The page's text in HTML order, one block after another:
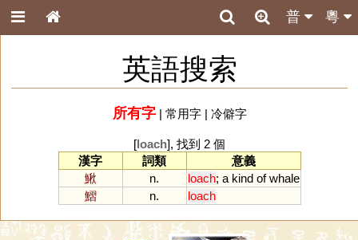
粵
普
英語搜索
所有字| 常用字| 冷僻字
[loach], 找到 2 個
漢字
詞類
意義
鰍
n. loach; a kind of whale
鰼
n. loach